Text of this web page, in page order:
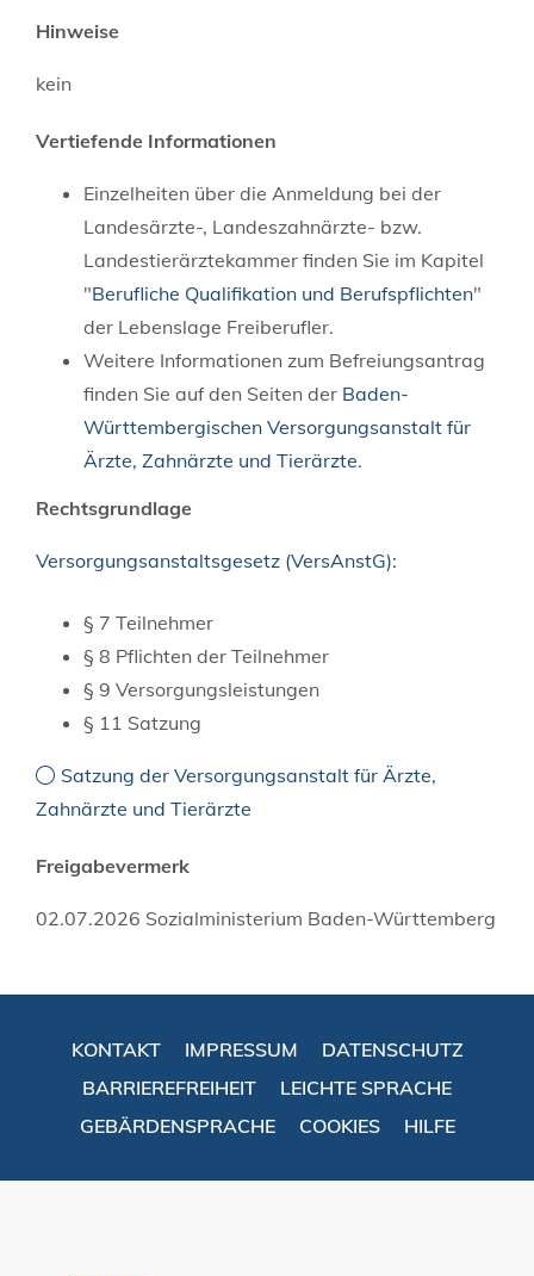
Hinweise
kein
Vertiefende Informationen
Einzelheiten über die Anmeldung bei der
Landesärzte-, Landeszahnärzte- bzw.
Landestierärztekammer finden Sie im Kapitel
"Berufliche Qualifikation und Berufspflichten"
der Lebenslage Freiberufler.
Weitere Informationen zum Befreiungsantrag
finden Sie auf den Seiten der Baden-
Württembergischen Versorgungsanstalt für
Ärzte, Zahnärzte und Tierärzte.
Rechtsgrundlage
Versorgungsanstaltsgesetz (VersAnstG):
§ 7 Teilnehmer
§ 8 Pflichten der Teilnehmer
§ 9 Versorgungsleistungen
§ 11 Satzung
Satzung der Versorgungsanstalt für Ärzte,
Zahnärzte und Tierärzte
Freigabevermerk
02.07.2026 Sozialministerium Baden-Württemberg
KONTAKT IMPRESSUM
DATENSCHUTZ
BARRIEREFREIHEIT
LEICHTE SPRACHE
GEBÄRDENSPRACHE
COOKIES HILFE